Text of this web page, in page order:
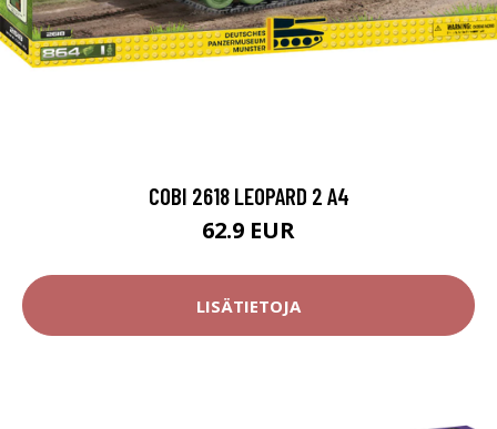
COBI 2618 LEOPARD 2 A4
62.9 EUR
LISÄTIETOJA